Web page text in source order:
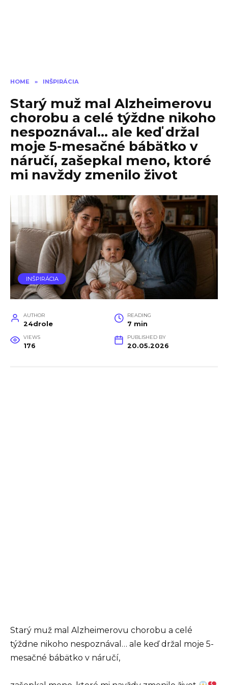
HOME » INŠPIRÁCIA
Starý muž mal Alzheimerovu
chorobu a celé týždne nikoho
nespoznával… ale keď držal
moje 5-mesačné bábätko v
náručí, zašepkal meno, ktoré
mi navždy zmenilo život
INŠPIRÁCIA
AUTHOR
24drole
READING
7 min
VIEWS
176
PUBLISHED BY
20.05.2026
Starý muž mal Alzheimerovu chorobu a celé
týždne nikoho nespoznával… ale keď držal moje 5-
mesačné bábätko v náručí,